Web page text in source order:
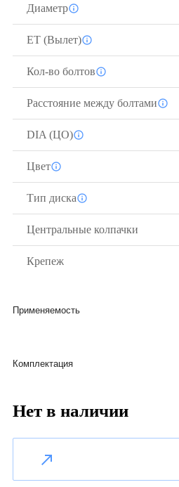
Диаметр
ЕТ (Вылет)
Кол-во болтов
Расстояние между болтами
DIA (ЦО)
Цвет
Тип диска
Центральные колпачки
Крепеж
Применяемость
Комплектация
Нет в наличии